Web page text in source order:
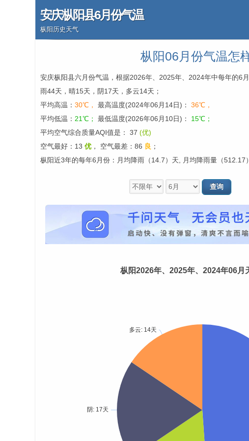
安庆枞阳县6月份气温
枞阳历史天气
枞阳06月份气温怎
安庆枞阳县六月份气温，根据2026年、2025年、2024年中每年的6
雨44天，晴15天，阴17天，多云14天；
平均高温： 30℃， 最高温度(2024年06月14日)： 36℃，
平均低温： 21℃； 最低温度(2026年06月10日)： 15℃；
平均空气综合质量AQI值是： 37 (优)
空气最好：13 优， 空气最差：86 良 ；
枞阳近3年的每年6月份：月均降雨（14.7）天, 月均降雨量（512.17
枞阳2026年、2025年、2024年06月